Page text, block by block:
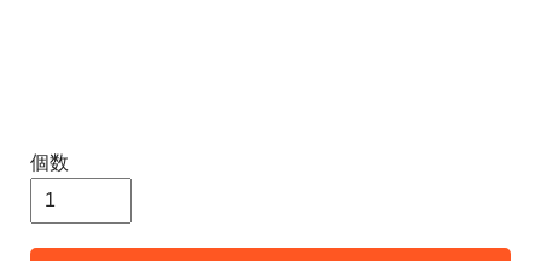
個数